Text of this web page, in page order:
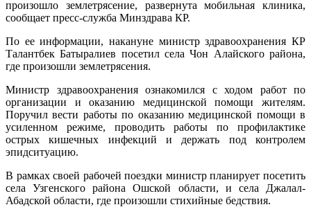
произошло землетрясение, развернута мобильная клиника,
сообщает пресс-служба Минздрава КР.
По ее информации, накануне министр здравоохранения КР
Талантбек Батыралиев посетил села Чон Алайского района,
где произошли землетрясения.
Министр здравоохранения ознакомился с ходом работ по
организации и оказанию медицинской помощи жителям.
Поручил вести работы по оказанию медицинской помощи в
усиленном режиме, проводить работы по профилактике
острых кишечных инфекций и держать под контролем
эпидситуацию.
В рамках своей рабочей поездки министр планирует посетить
села Узгенского района Ошской области, и села Джалал-
Абадской области, где произошли стихийные бедствия.